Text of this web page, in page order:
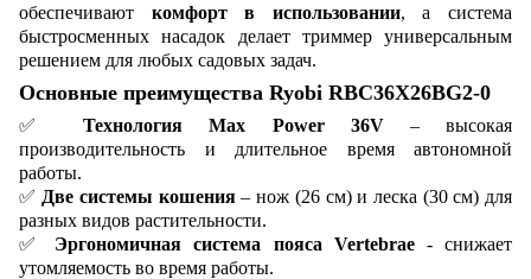
обеспечивают комфорт в использовании, а система
быстросменных насадок делает триммер универсальным
решением для любых садовых задач.
Основные преимущества Ryobi RBC36X26BG2-0
✅Технология Max Power 36V– высокая
производительность и длительное время автономной
работы.
✅ Две системы кошения– нож (26 см) и леска (30 см) для
разных видов растительности.
✅ Эргономичная система пояса Vertebrae- снижает
утомляемость во время работы.